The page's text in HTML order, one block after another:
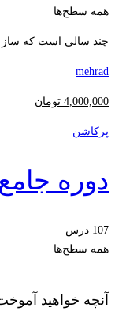
همه سطح‌ها
چند سالی است که ساز
mehrad
4,000,000 تومان
پرکاشن
دوره
107 درس
همه سطح‌ها
آنچه خواهید